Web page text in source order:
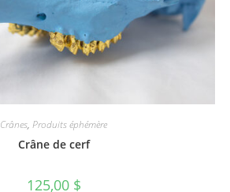
Crânes, Produits éphémère
Crâne de cerf
125,00 $